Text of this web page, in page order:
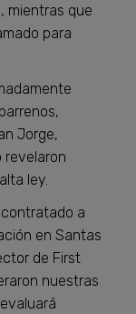
mientras que
para
Jorge,
revelaron
ley.
a
en Santas
de First
nuestras